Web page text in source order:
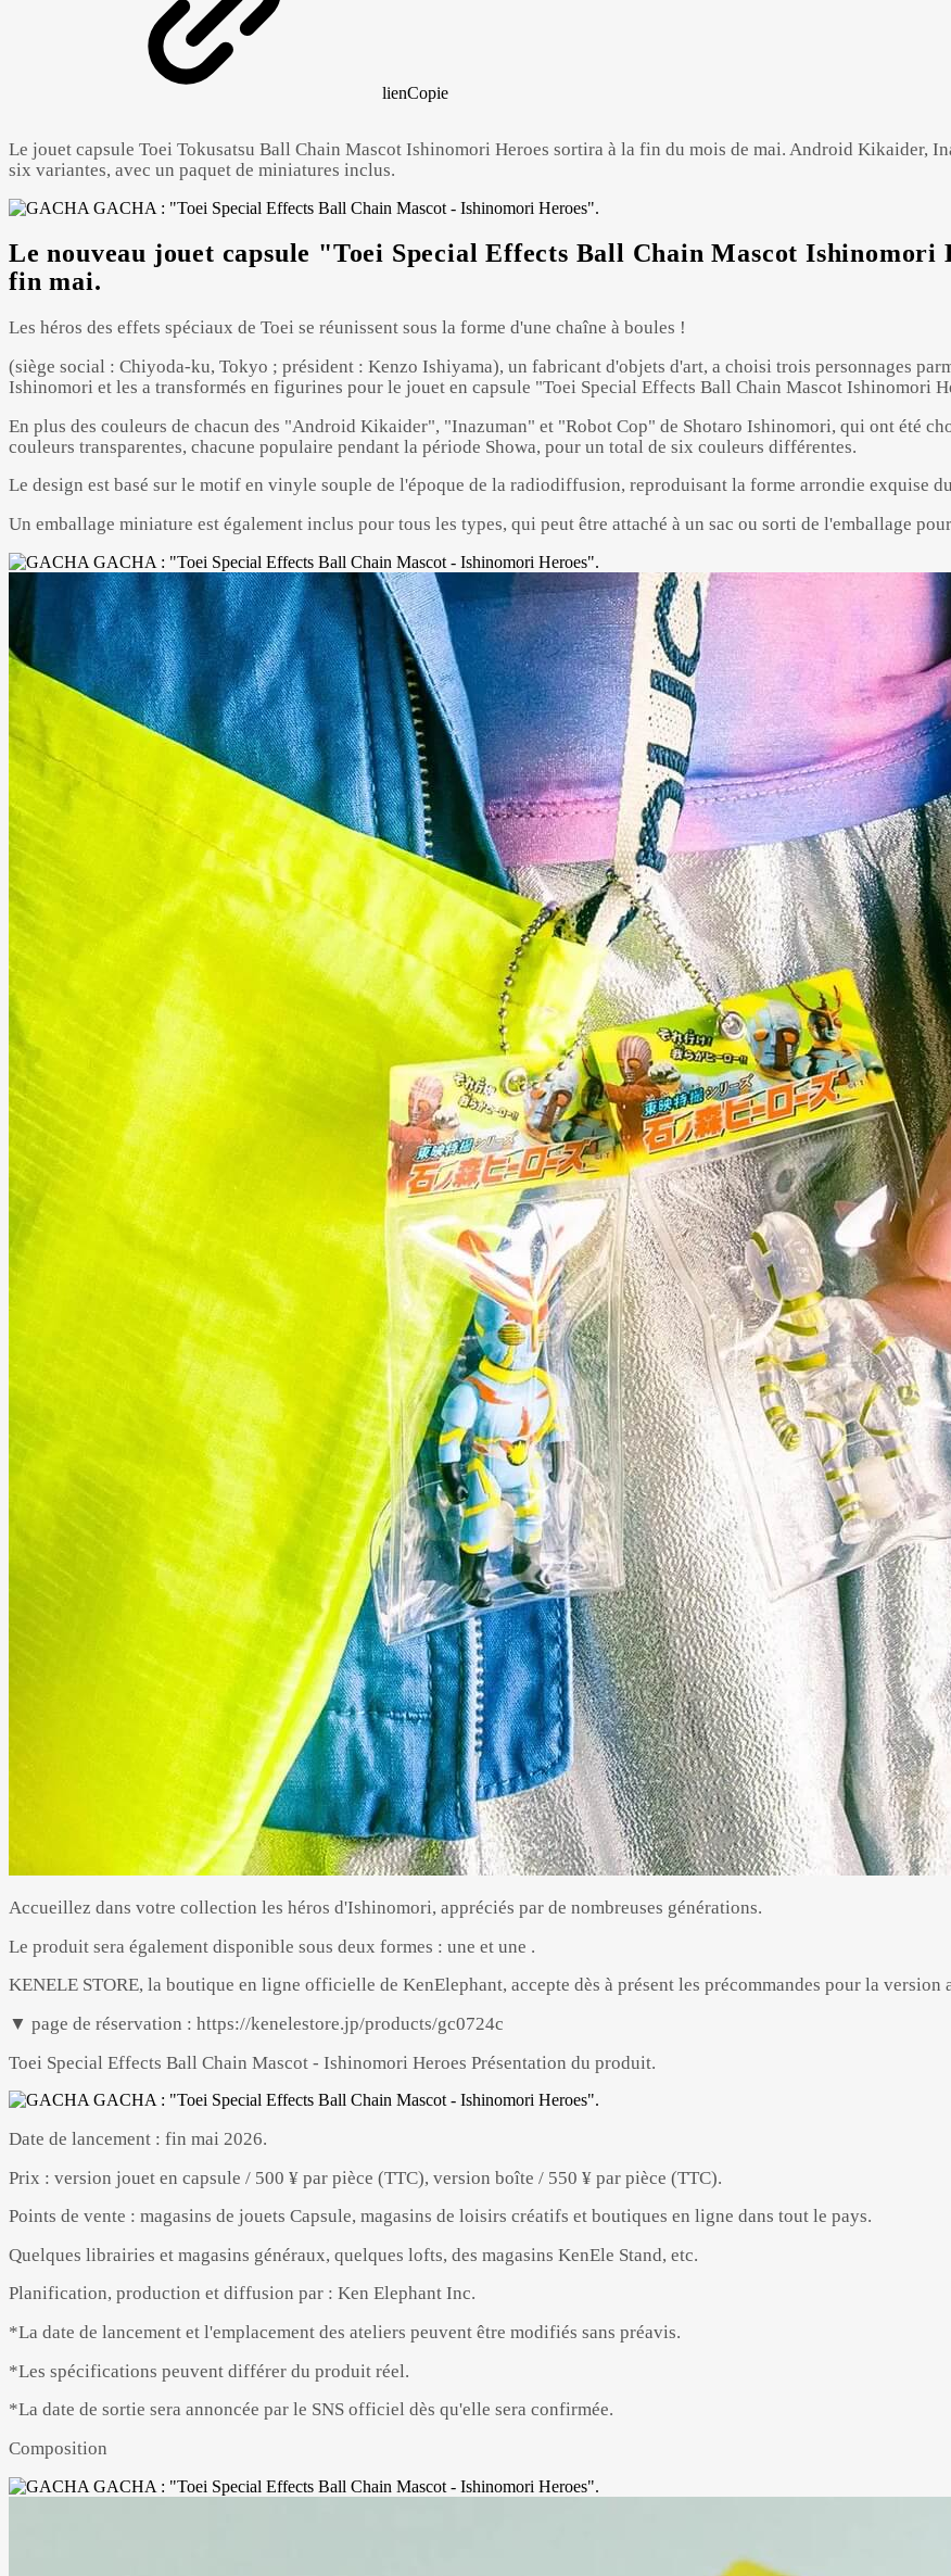
lienCopie
Le jouet capsule Toei Tokusatsu Ball Chain Mascot Ishinomori Heroes sortira à la fin du mois de mai. Android Kikaider,
six variantes, avec un paquet de miniatures inclus.
Le nouveau jouet capsule "Toei Special Effects Ball Chain Mascot
fin mai.
Les héros des effets spéciaux de Toei se réunissent sous la forme d'une chaîne à boules !
(siège social : Chiyoda-ku, Tokyo ; président : Kenzo Ishiyama), un fabricant d'objets d'art, a choisi trois personnages
Ishinomori et les a transformés en figurines pour le jouet en capsule "Toei Special Effects Ball Chain Mascot Ishinomori
En plus des couleurs de chacun des "Android Kikaider", "Inazuman" et "Robot Cop" de Shotaro Ishinomori, qui ont été
couleurs transparentes, chacune populaire pendant la période Showa, pour un total de six couleurs différentes.
Le design est basé sur le motif en vinyle souple de l'époque de la radiodiffusion, reproduisant la forme arrondie exquise
Un emballage miniature est également inclus pour tous les types, qui peut être attaché à un sac ou sorti de l'emballage
Accueillez dans votre collection les héros d'Ishinomori, appréciés par de nombreuses générations.
Le produit sera également disponible sous deux formes : une et une .
KENELE STORE, la boutique en ligne officielle de KenElephant, accepte dès à présent les précommandes pour la
▼ page de réservation : https://kenelestore.jp/products/gc0724c
Toei Special Effects Ball Chain Mascot - Ishinomori Heroes Présentation du produit.
Date de lancement : fin mai 2026.
Prix : version jouet en capsule / 500 ¥ par pièce (TTC), version boîte / 550 ¥ par pièce (TTC).
Points de vente : magasins de jouets Capsule, magasins de loisirs créatifs et boutiques en ligne dans tout le pays.
Quelques librairies et magasins généraux, quelques lofts, des magasins KenEle Stand, etc.
Planification, production et diffusion par : Ken Elephant Inc.
*La date de lancement et l'emplacement des ateliers peuvent être modifiés sans préavis.
*Les spécifications peuvent différer du produit réel.
*La date de sortie sera annoncée par le SNS officiel dès qu'elle sera confirmée.
Composition